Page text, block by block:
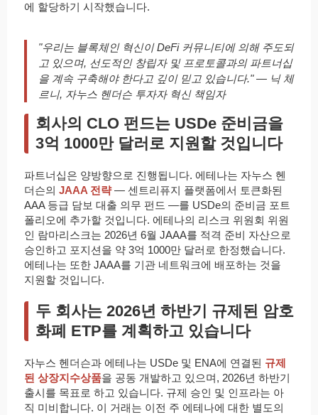
에 할당하기 시작했습니다.
"우리는 블록체인 혁신이 DeFi 커뮤니티에 의해 주도되
고 있으며, 선도적인 창립자 및 프로토콜과의 파트너십
을 계속 구축해야 한다고 깊이 믿고 있습니다." — 닉 체
르니, 자누스 헨더슨 투자자 혁신 책임자
회사의 CLO 펀드는 USDe 준비금을
3억 1000만 달러로 지원할 것입니다
파트너십은 양방향으로 진행됩니다. 에테나는 자누스 헨
더슨의 JAAA 전략— 센트리퓨지 플랫폼에서 토큰화된
AAA 등급 담보 대출 의무 펀드 —를 USDe의 준비금 포트
폴리오에 추가할 것입니다. 에테나의 리스크 위원회 위원
인 람마리스크는 2026년 6월 JAAA를 적격 준비 자산으로
승인하고 포지션을 약 3억 1000만 달러로 한정했습니다.
에테나는 또한 JAAA를 기관 네트워크에 배포하는 것을
지원할 것입니다.
두 회사는 2026년 하반기 규제된 암호
화폐 ETP를 계획하고 있습니다
자누스 헨더슨과 에테나는 USDe 및 ENA에 연결된 규제
된 상장지수상품을 공동 개발하고 있으며, 2026년 하반기
출시를 목표로 하고 있습니다. 규제 승인 및 인프라는 아
직 미비합니다. 이 거래는 이전 주 에테나에 대한 별도의